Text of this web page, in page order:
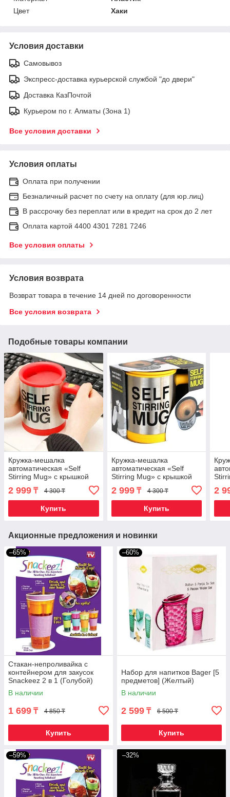
Цвет
Хаки
Условия доставки
Самовывоз
Экспресс-доставка курьерской службой "до двери"
Доставка КазПочтой
Курьером по г. Алматы (Зона 1)
Все условия доставки
Условия оплаты
Оплата при получении
Безналичный расчет по счету на оплату (для юр.лиц)
В рассрочку без переплат или в кредит на срок до 2 лет
Оплата картой 4400 4301 7281 7246
Все условия оплаты
Условия возврата
Возврат товара в течение 14 дней по договоренности
Все условия возврата
Подобные товары компании
Кружка-мешалка
автоматическая «Self
Stirring Mug» с крышкой
(Красный)
2 999 ₸ 4 300 ₸
Купить
Кружка-мешалка
автоматическая «Self
Stirring Mug» с крышкой
(Желтый)
2 999₸ 4 300 ₸
Купить
2
Акционные предложения и новинки
–65%
Стакан-непроливайка c
контейнером для закусок
Snackeez 2 в 1 (Голубой)
В наличии
1 699 ₸ 4 850 ₸
Купить
–60%
Набор для напитков Bager [5
предметов] (Желтый)
В наличии
2 599 ₸ 6 500 ₸
Купить
–59% –32%